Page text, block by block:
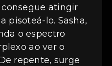
atingir
pisoteá-lo. Sasha,
o espectro
ao ver o
repente, surge